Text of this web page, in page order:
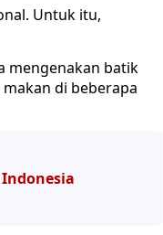
Untuk itu,
mengenakan batik
di beberapa